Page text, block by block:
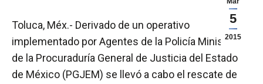
5
2015
Toluca, Méx.- Derivado de un operativo
implementado por Agentes de la Policía Ministerial
de la Procuraduría General de Justicia del Estado
de México (PGJEM) se llevó a cabo el rescate de